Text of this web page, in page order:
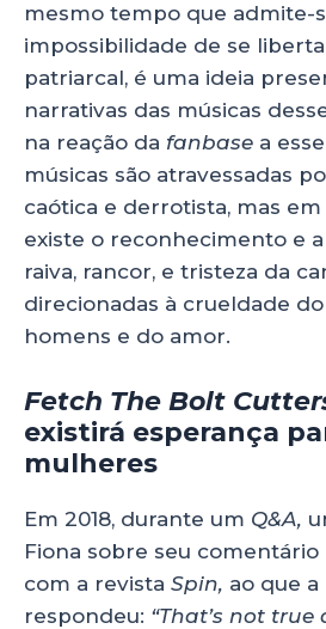
mesmo tempo que admite-
impossibilidade de se
patriarcal, é uma ideia
narrativas das músicas
na reação da fanbase a
músicas são atravessadas
caótica e derrotista, mas em
existe o reconhecimento e
raiva, rancor, e tristeza da
direcionadas à crueldade
homens e do amor.
Fetch The Bolt
existirá esperança
mulheres
Em 2018, durante um Q&A,
Fiona sobre seu comentário
com a revista Spin, ao que a
respondeu: “That’s not true